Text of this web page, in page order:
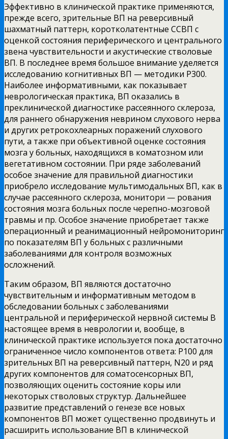
Эффективно в клинической практике применяются,
прежде всего, зрительные ВП на реверсивный
шахматный паттерн, коротколатентные ССВП с
оценкой состояния периферического и центрального
звена чувствительности и акустические стволовые
ВП. В последнее время большое внимание уделяется
исследованию когнитивных ВП — методики Р300.
Наиболее информативными, как показывает
неврологическая практика, ВП оказались в
преклинической диагностике рассеянного склероза,
для раннего обнаружения неврином слухового нерва
и других ретрокохлеарных поражений слухового
пути, а также при объективной оценке состояния
мозга у больных, находящихся в коматозном или
вегетативном состоянии. При ряде заболеваний
особое значение для правильной диагностики
приобрело исследование мультимодальных ВП, как в
случае рассеянного склероза, монитори — рования
состояния мозга больных после черепно-мозговой
травмы и пр. Особое значение приобретает также
операционный и реанимационный нейромониторинг
по показателям ВП у больных с различными
заболеваниями для контроля возможных
осложнений.
Таким образом, ВП являются достаточно
чувствительным и информативным методом в
обследовании больных с заболеваниями
центральной и периферической нервной системы В
настоящее время в неврологии и, вообще, в
клинической практике используется пока достаточно
ограниченное число компонентов ответа: Р100 для
зрительных ВП на реверсивный паттерн, N20 и ряд
других компонентов для соматосенсорных ВП,
позволяющих оценить состояние коры или
некоторых стволовых структур. Дальнейшее
развитие представлений о генезе все новых
компонентов ВП может существенно продвинуть и
расширить использование ВП в клинической